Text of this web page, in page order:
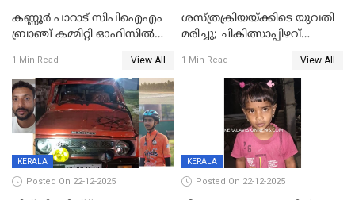
കണ്ണൂർ പാറാട് സിപിഐഎം
ബ്രാഞ്ച് കമ്മിറ്റി ഓഫിസിൽ
ചിത്രങ്ങളടക്കം കത്തിയ
നിലയിൽ
1 Min Read View All
ശസ്ത്രക്രിയയ്‌ക്കിടെ യുവതി
മരിച്ചു; ചികിത്സാപ്പിഴവ്
സംഭവം മാവേലിക്കരയിൽ
1 Min Read View All
KERALA
Posted On 22-12-2025
KERALA
Posted On 22-12-2025